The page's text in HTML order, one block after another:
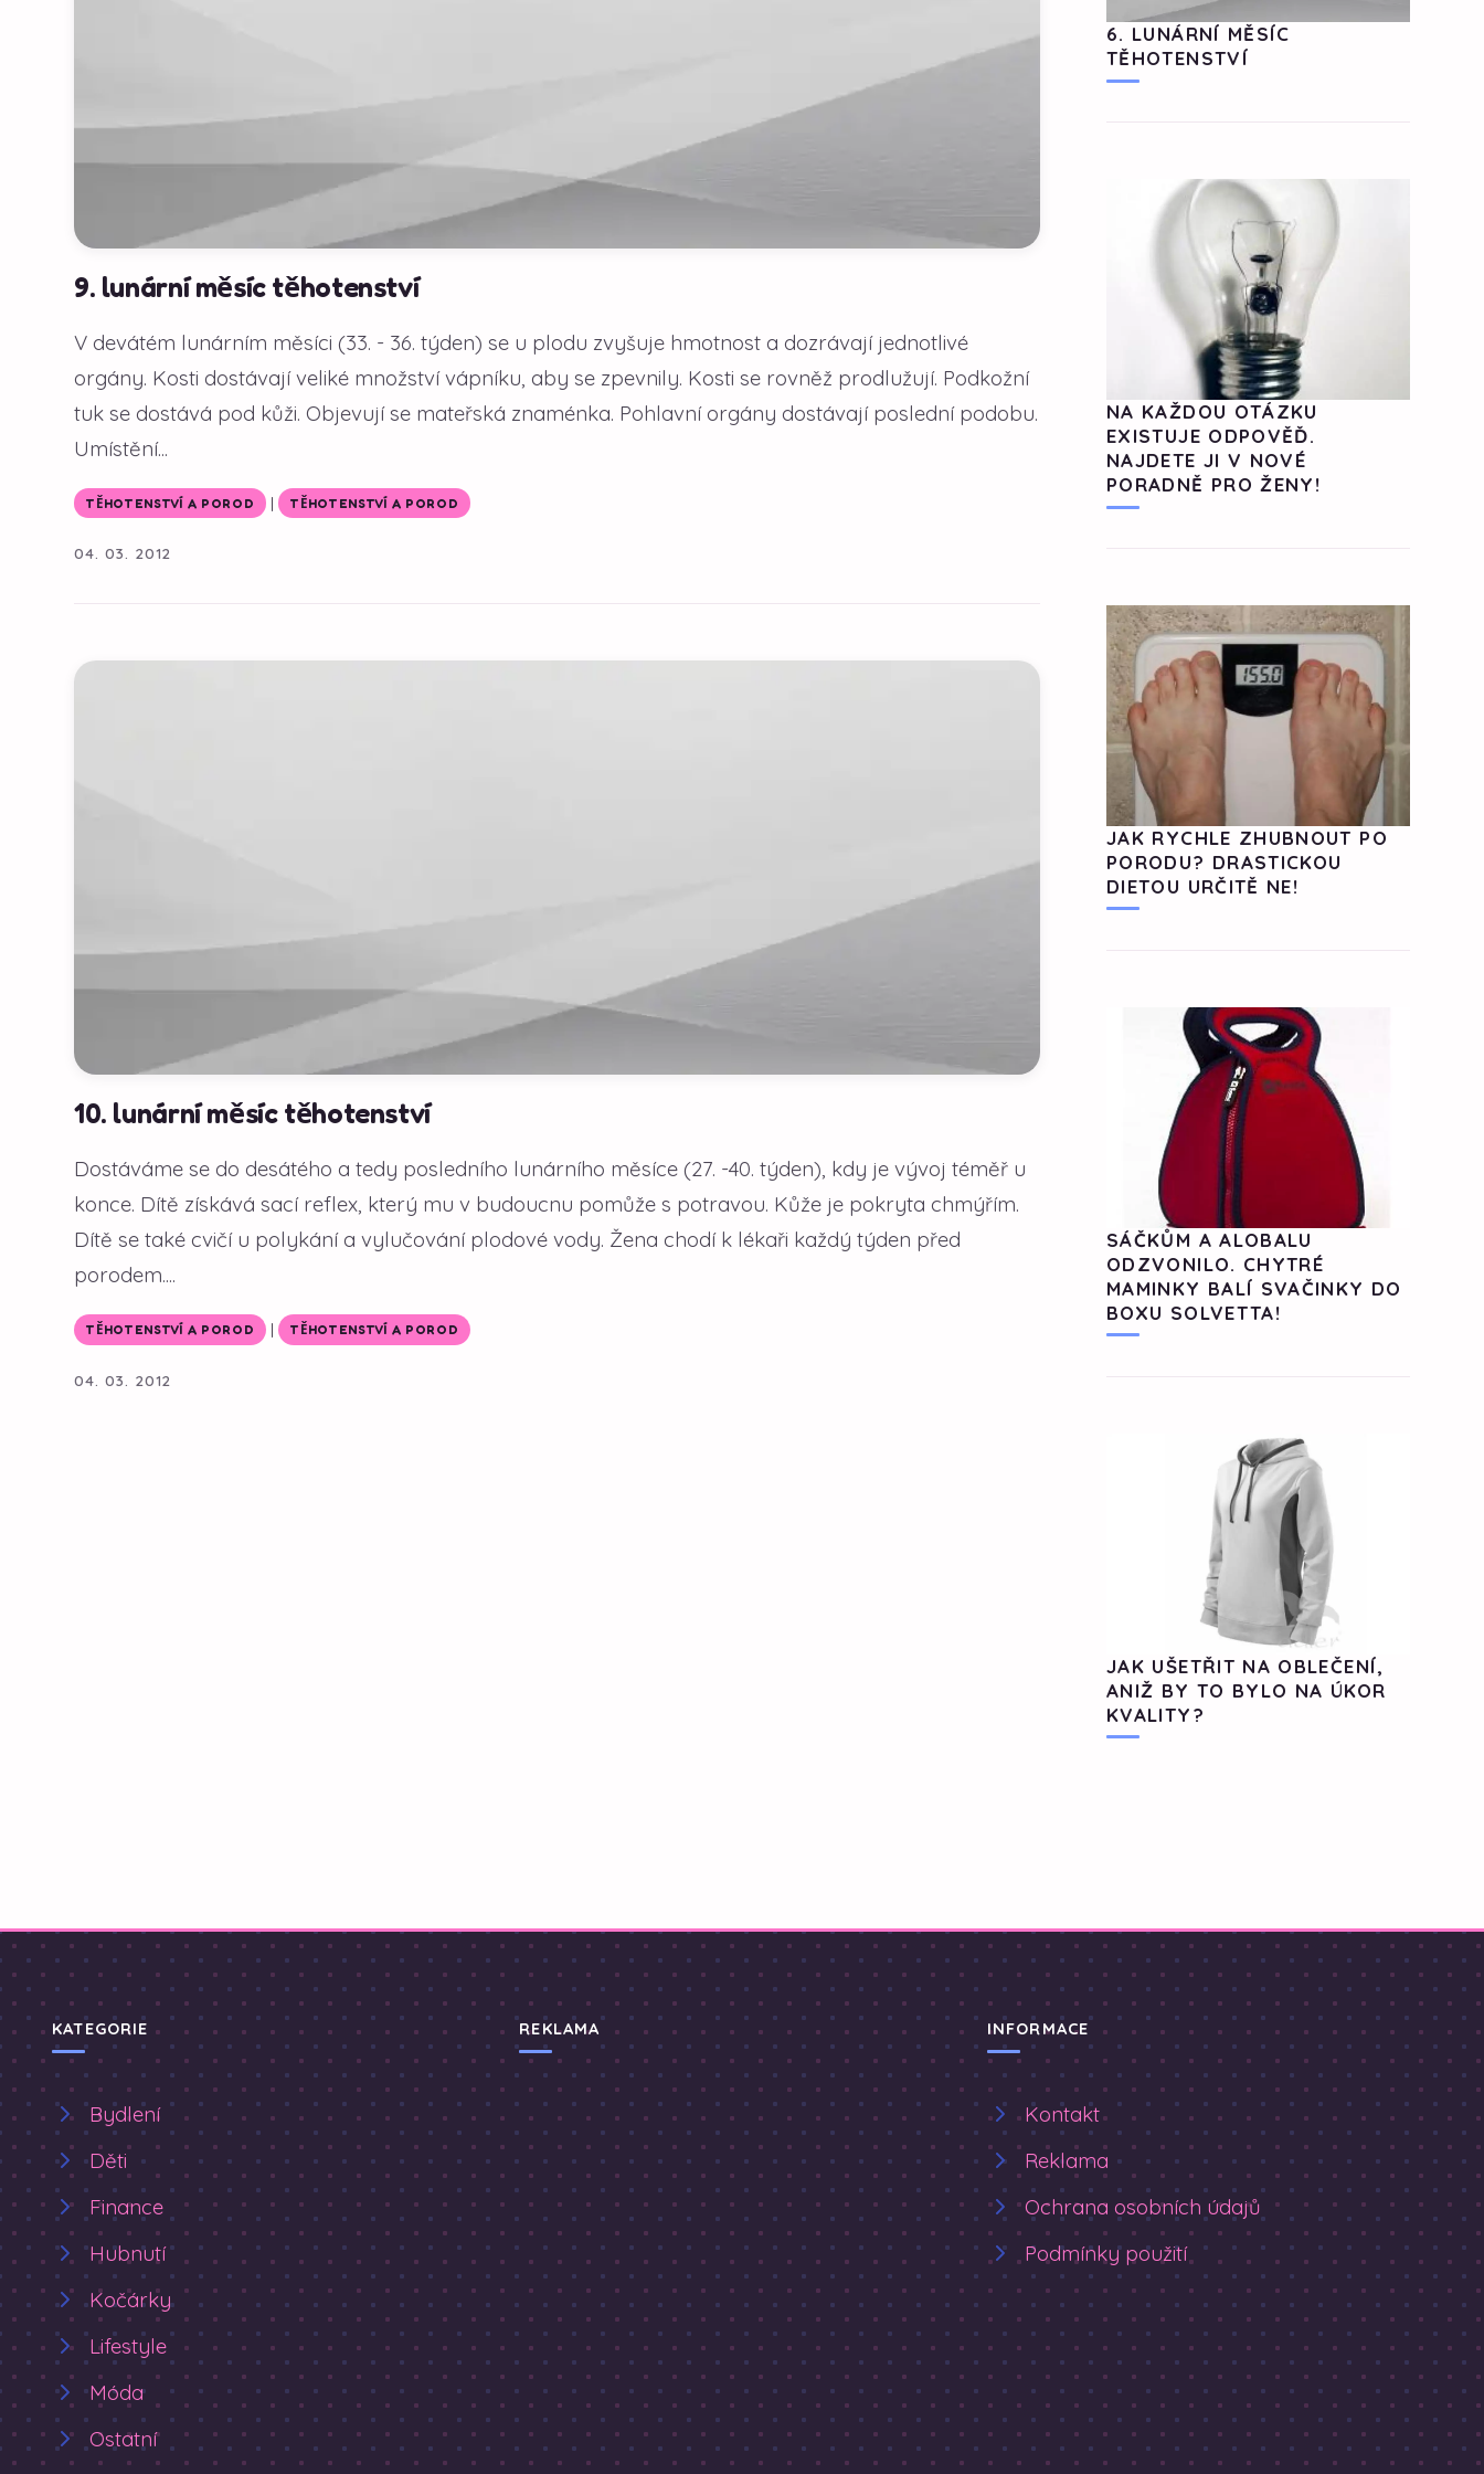
9. lunární měsíc těhotenství
V devátém lunárním měsíci (33. - 36. týden) se u plodu zvyšuje hmotnost a dozrávají jednotlivé
orgány. Kosti dostávají veliké množství vápníku, aby se zpevnily. Kosti se rovněž prodlužují. Podkožní
tuk se dostává pod kůži. Objevují se mateřská znaménka. Pohlavní orgány dostávají poslední podobu.
Umístění...
TĚHOTENSTVÍ A POROD | TĚHOTENSTVÍ A POROD
04. 03. 2012
10. lunární měsíc těhotenství
Dostáváme se do desátého a tedy posledního lunárního měsíce (27. -40. týden), kdy je vývoj téměř u
konce. Dítě získává sací reflex, který mu v budoucnu pomůže s potravou. Kůže je pokryta chmýřím.
Dítě se také cvičí u polykání a vylučování plodové vody. Žena chodí k lékaři každý týden před
porodem....
TĚHOTENSTVÍ A POROD | TĚHOTENSTVÍ A POROD
04. 03. 2012
6. LUNÁRNÍ MĚSÍC
TĚHOTENSTVÍ
NA KAŽDOU OTÁZKU
EXISTUJE ODPOVĚĎ.
NAJDETE JI V NOVÉ
PORADNĚ PRO ŽENY!
JAK RYCHLE ZHUBNOUT PO
PORODU? DRASTICKOU
DIETOU URČITĚ NE!
SÁČKŮM A ALOBALU
ODZVONILO. CHYTRÉ
MAMINKY BALÍ SVAČINKY DO
BOXU SOLVETTA!
JAK UŠETŘIT NA OBLEČENÍ,
ANIŽ BY TO BYLO NA ÚKOR
KVALITY?
KATEGORIE
Bydlení
Děti
Finance
Hubnutí
Kočárky
Lifestyle
Móda
Ostatní
REKLAMA INFORMACE
Kontakt
Reklama
Ochrana osobních údajů
Podmínky použití